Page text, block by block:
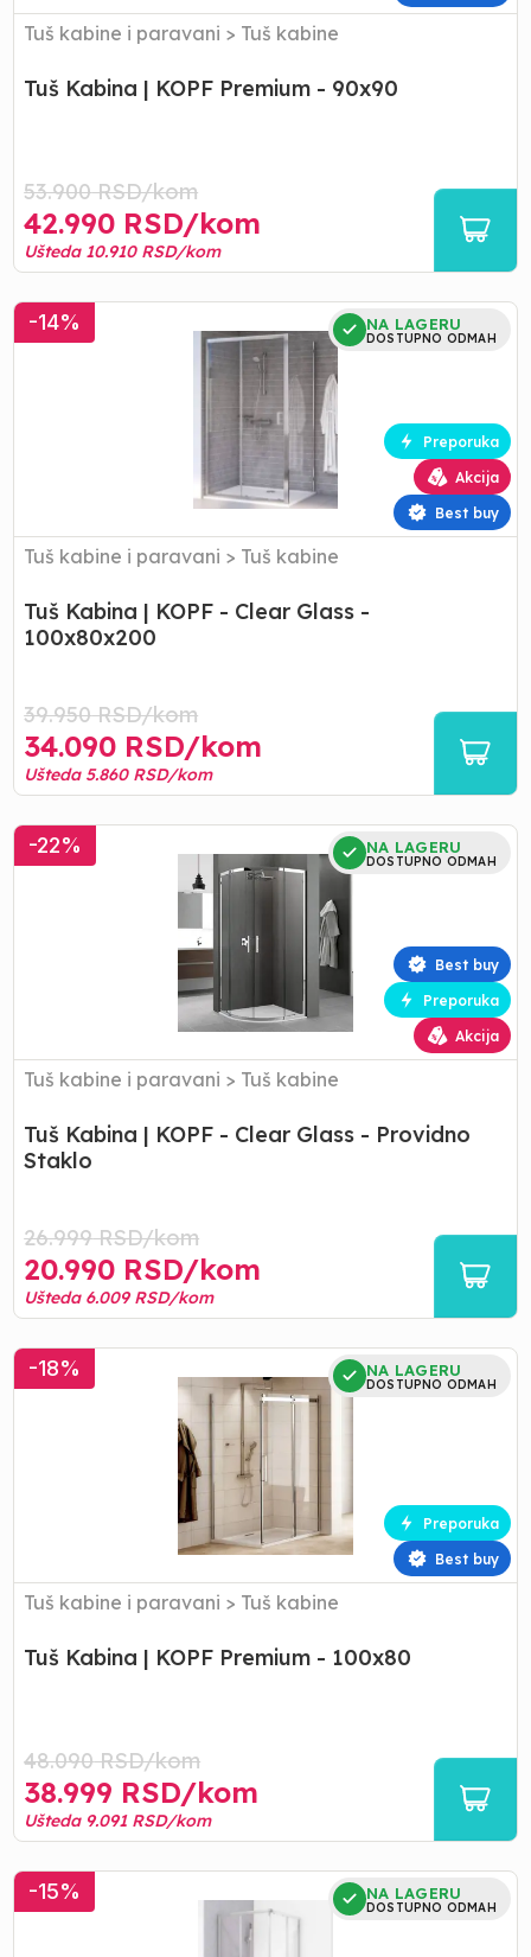
Tuš kabine i paravani > Tuš kabine
Tuš Kabina | KOPF Premium - 90x90
53.900RSD/kom
42.990 RSD/kom
Ušteda 10.910RSD/kom
Tuš
Kabina
-14%
Preporuka
Akcija
Best buy
NA LAGERU
DOSTUPNO ODMAH
Tuš kabine i paravani > Tuš kabine
Tuš Kabina | KOPF - Clear Glass -
100x80x200
39.950RSD/kom
34.090 RSD/kom
Ušteda 5.860RSD/kom
Tuš
Kabina
-22%
Best buy
Preporuka
Akcija
NA LAGERU
DOSTUPNO ODMAH
Tuš kabine i paravani > Tuš kabine
Tuš Kabina | KOPF - Clear Glass - Providno
Staklo
26.999RSD/kom
20.990 RSD/kom
Ušteda 6.009RSD/kom
Tuš
Kabina
-18%
Preporuka
Best buy
NA LAGERU
DOSTUPNO ODMAH
Tuš kabine i paravani > Tuš kabine
Tuš Kabina | KOPF Premium - 100x80
48.090RSD/kom
38.999 RSD/kom
Ušteda 9.091RSD/kom
Tus
Kabina
-15% NA LAGERU
DOSTUPNO ODMAH